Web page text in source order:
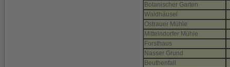
Botanischer Garten
Waldhäusel
Ostrauer Mühle
Mittelndorfer Mühle
Forsthaus
Nasser Grund
Beuthenfall